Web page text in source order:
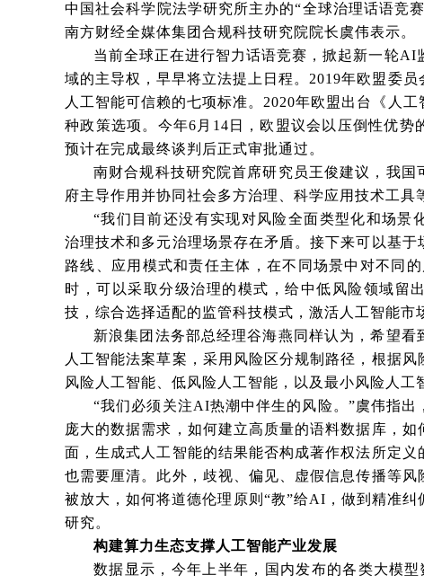
中国社会科学院法学研究所主办的“全球治理话语竞
南方财经全媒体集团合规科技研究院院长虞伟表示。
当前全球正在进行智力话语竞赛，掀起新一轮
域的主导权，早早将立法提上日程。2019年欧盟委
人工智能可信赖的七项标准。2020年欧盟出台《人
种政策选项。今年6月14日，欧盟议会以压倒性优势
预计在完成最终谈判后正式审批通过。
南财合规科技研究院首席研究员王俊建议，我
府主导作用并协同社会多方治理、科学应用技术工具
“我们目前还没有实现对风险全面类型化和场景
治理技术和多元治理场景存在矛盾。接下来可以基
路线、应用模式和责任主体，在不同场景中对不同
时，可以采取分级治理的模式，给中低风险领域留
技，综合选择适配的监管科技模式，激活人工智能市
新浪集团法务部总经理谷海燕同样认为，希望
人工智能法案草案，采用风险区分规制路径，根据
风险人工智能、低风险人工智能，以及最小风险人工
“我们必须关注AI热潮中伴生的风险。”虞伟指
庞大的数据需求，如何建立高质量的语料数据库，
面，生成式人工智能的结果能否构成著作权法所定
也需要厘清。此外，歧视、偏见、虚假信息传播等
被放大，如何将道德伦理原则“教”给AI，做到精准
研究。
构建算力生态支撑人工智能产业发展
数据显示，今年上半年，国内发布的各类大模